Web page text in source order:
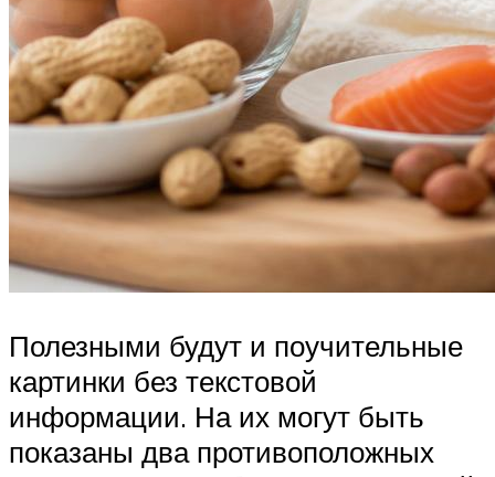
Полезными будут и поучительные
картинки без текстовой
информации. На их могут быть
показаны два противоположных